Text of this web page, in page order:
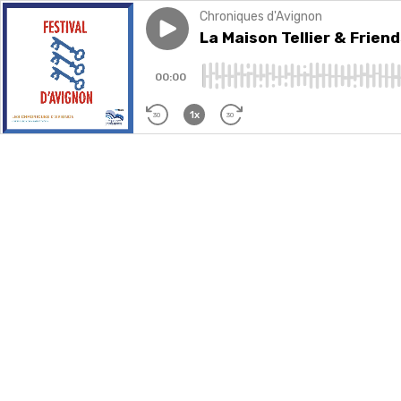
Play episodeLa Maison Tellier & Friends
Chroniques d'Avignon
La Maison Tellier &
00:00
30 1x 30